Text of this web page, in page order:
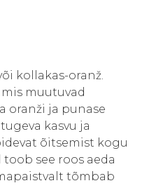
kollakas-oranž.
muutuvad
oranži ja punase
kasvu ja
õitsemist kogu
see roos aeda
tõmbab